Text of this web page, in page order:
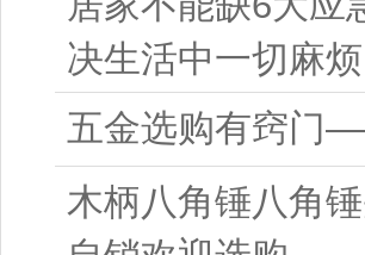
决生活中一切麻烦
五金选购有窍门
木柄八角锤八角